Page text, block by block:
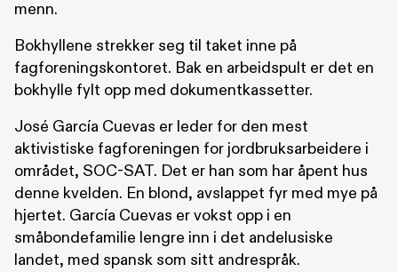
menn.
Bokhyllene strekker seg til taket inne på
fagforeningskontoret. Bak en arbeidspult er det en
bokhylle fylt opp med dokumentkassetter.
José García Cuevas er leder for den mest
aktivistiske fagforeningen for jordbruksarbeidere i
området, SOC-SAT. Det er han som har åpent hus
denne kvelden. En blond, avslappet fyr med mye på
hjertet. García Cuevas er vokst opp i en
småbondefamilie lengre inn i det andelusiske
landet, med spansk som sitt andrespråk.